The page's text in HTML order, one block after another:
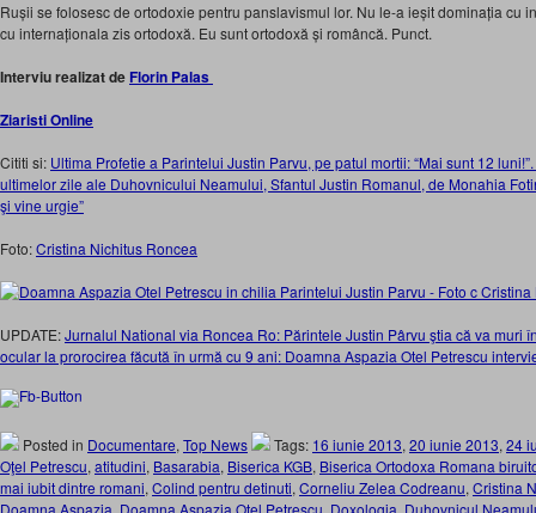
Rușii se folosesc de ortodoxie pentru panslavismul lor. Nu le-a ieșit dominația cu
cu internaționala zis ortodoxă. Eu sunt ortodoxă și româncă. Punct.
Interviu realizat de Florin Palas
Ziaristi Online
Cititi si: Ultima Profetie a Parintelui Justin Parvu, pe patul mortii: “Mai sunt 12
ultimelor zile ale Duhovnicului Neamului, Sfantul Justin Romanul, de Monahia
şi vine urgie”
Foto:Cristina Nichitus Roncea
UPDATE:Jurnalul National via Roncea Ro: Părintele Justin Pârvu ştia că va muri
ocular la prorocirea făcută în urmă cu 9 ani: Doamna Aspazia Otel Petrescu
Posted in Documentare, Top News Tags: 16 iunie 2013, 20 iunie 2013, 24
Oţel Petrescu, atitudini, Basarabia, Biserica KGB, Biserica Ortodoxa Romana
mai iubit dintre romani, Colind pentru detinuti, Corneliu Zelea Codreanu, Cristina
Doamna Aspazia Doamna Aspazia Otel Petrescu Doxologia Duhovnicul